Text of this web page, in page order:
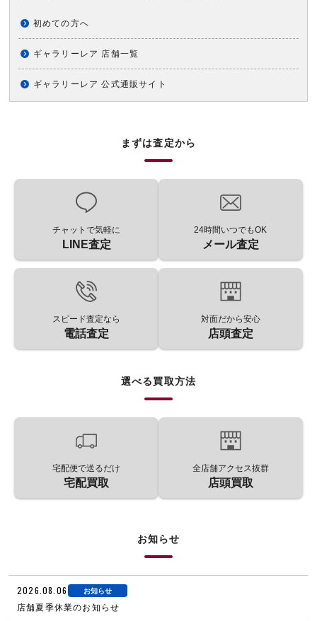
初めての方へ
ギャラリーレア 店舗一覧
ギャラリーレア 公式通販サイト
まずは査定から
チャットで気軽に
LINE査定
24時間いつでもOK
メール査定
スピード査定なら
電話査定
対面だから安心
店頭査定
選べる買取方法
宅配便で送るだけ
宅配買取
全店舗アクセス抜群
店頭買取
お知らせ
2026.08.06 お知らせ
店舗夏季休業のお知らせ